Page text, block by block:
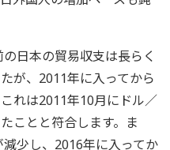
日本の貿易収支は長らく
が、2011年に入ってから
れは2011年10月にドル／
ことと符合します。ま
少し、2016年に入ってか